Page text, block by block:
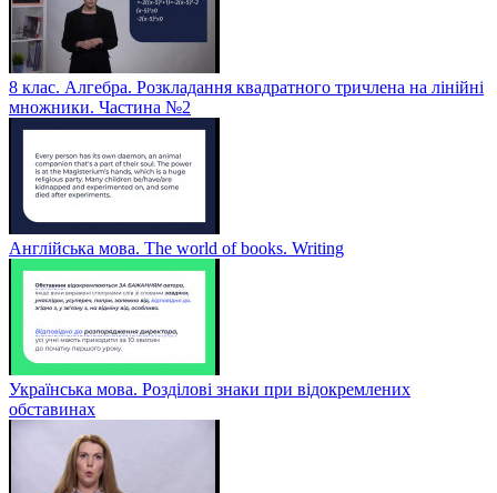
8 клас. Алгебра. Розкладання квадратного тричлена на лінійні
множники. Частина №2
Англійська мова. The world of books. Writing
Українська мова. Розділові знаки при відокремлених
обставинах